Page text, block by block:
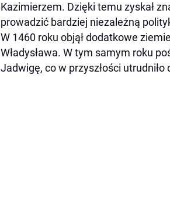
Kazimierzem. Dzięki temu zyskał
prowadzić bardziej niezależną
W 1460 roku objął dodatkowe
Władysława. W tym samym roku
Jadwigę, co w przyszłości